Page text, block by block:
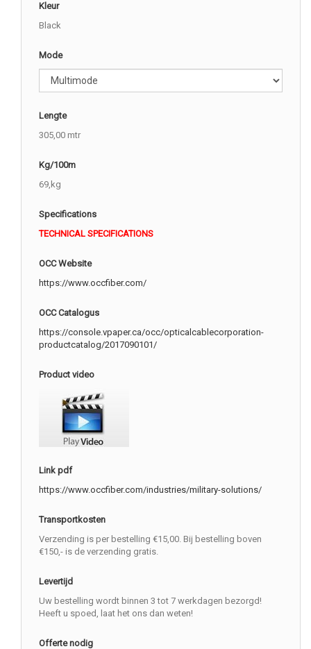
Kleur
Black
Mode
Lengte
305,00 mtr
Kg/100m
69,kg
Specifications
TECHNICAL SPECIFICATIONS
OCC Website
https://www.occfiber.com/
OCC Catalogus
https://console.vpaper.ca/occ/opticalcablecorporation-
productcatalog/2017090101/
Product video
Link pdf
https://www.occfiber.com/industries/military-solutions/
Transportkosten
Verzending is per bestelling €15,00. Bij bestelling boven
€150,- is de verzending gratis.
Levertijd
Uw bestelling wordt binnen 3 tot 7 werkdagen bezorgd!
Heeft u spoed, laat het ons dan weten!
Offerte nodig